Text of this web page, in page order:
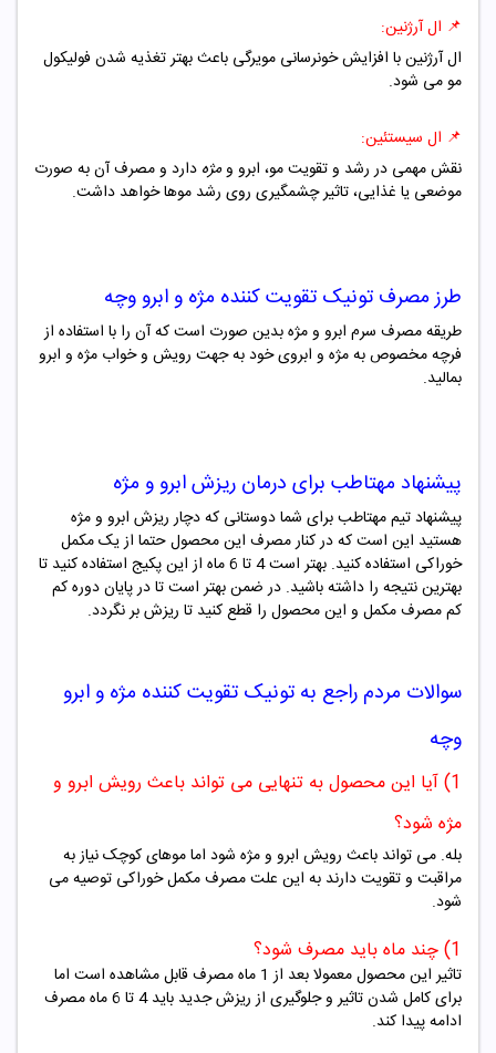
📌 ال آرژنین:
ال آرژنین با افزایش خونرسانی مویرگی باعث بهتر تغذیه شدن فولیکول
مو می شود.
📌 ال سیستئین:
نقش مهمی در رشد و تقویت مو، ابرو ومژه دارد و مصرف آن به صورت
موضعی یا غذایی، تاثیر چشمگیری روی رشد موها خواهد داشت.
طرز مصرف تونیک تقویت کننده مژه و ابرو وچه
طریقه مصرف سرم ابرو و مژه بدین صورت است که آن را با استفاده از
فرچه مخصوص به مژه و ابروی خود به جهت رویش و خواب مژه و ابرو
بمالید.
پیشنهاد مهتاطب برای درمان ریزش ابرو و مژه
پیشنهاد تیم مهتاطب برای شما دوستانی که دچار ریزش ابرو و مژه
هستید این است که در کنار مصرف این محصول حتما از یک مکمل
خوراکی استفاده کنید. بهتر است 4 تا 6 ماه از این پکیج استفاده کنید تا
بهترین نتیجه را داشته باشید. در ضمن بهتر است تا در پایان دوره کم
کم مصرف مکمل و این محصول را قطع کنید تا ریزش بر نگردد.
سوالات مردم راجع به تونیک تقویت کننده مژه و ابرو
وچه
1) آیا این محصول به تنهایی می تواند باعث رویش ابرو و
مژه شود؟
بله. می تواند باعث رویش ابرو و مژه شود اما موهای کوچک نیاز به
مراقبت و تقویت دارند به این علت مصرف مکمل خوراکی توصیه می
شود.
1) چند ماه باید مصرف شود؟
تاثیر این مح
صول معمولا بعد از 1 ماه مصرف قابل مشاهده است اما
برای کامل شدن تاثیر و جلوگیری از ریزش جدید باید 4 تا 6 ماه مصرف
ادامه پیدا کند.